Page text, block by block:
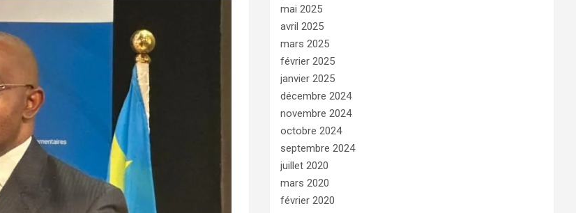
mai 2025
avril 2025
mars 2025
février 2025
janvier 2025
décembre 2024
novembre 2024
octobre 2024
septembre 2024
juillet 2020
mars 2020
février 2020